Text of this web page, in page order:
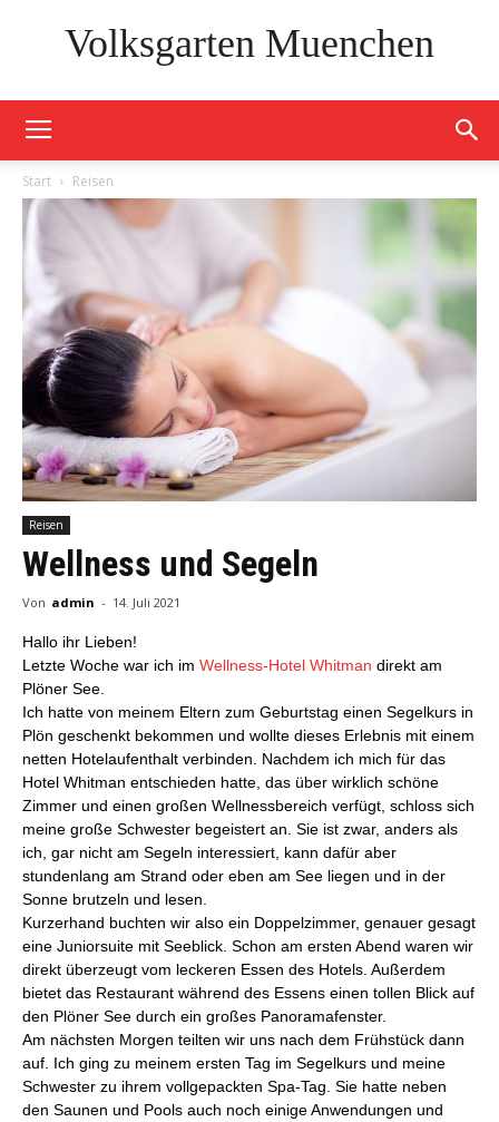
Volksgarten Muenchen
Start Reisen
Reisen
Wellness und Segeln
Von admin - 14. Juli 2021
Hallo ihr Lieben!
Letzte Woche war ich im Wellness-Hotel Whitman direkt am
Plöner See.
Ich hatte von meinem Eltern zum Geburtstag einen Segelkurs in
Plön geschenkt bekommen und wollte dieses Erlebnis mit einem
netten Hotelaufenthalt verbinden. Nachdem ich mich für das
Hotel Whitman entschieden hatte, das über wirklich schöne
Zimmer und einen großen Wellnessbereich verfügt, schloss sich
meine große Schwester begeistert an. Sie ist zwar, anders als
ich, gar nicht am Segeln interessiert, kann dafür aber
stundenlang am Strand oder eben am See liegen und in der
Sonne brutzeln und lesen.
Kurzerhand buchten wir also ein Doppelzimmer, genauer gesagt
eine Juniorsuite mit Seeblick. Schon am ersten Abend waren wir
direkt überzeugt vom leckeren Essen des Hotels. Außerdem
bietet das Restaurant während des Essens einen tollen Blick auf
den Plöner See durch ein großes Panoramafenster.
Am nächsten Morgen teilten wir uns nach dem Frühstück dann
auf. Ich ging zu meinem ersten Tag im Segelkurs und meine
Schwester zu ihrem vollgepackten Spa-Tag. Sie hatte neben
den Saunen und Pools auch noch einige Anwendungen und